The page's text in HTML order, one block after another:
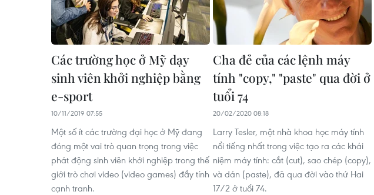
Các trường học ở Mỹ dạy
sinh viên khởi nghiệp bằng
e-sport
10/11/2019 07:55
Một số ít các trường đại học ở Mỹ đang
đóng một vai trò quan trọng trong việc
phát động sinh viên khởi nghiệp trong thế
giới trò chơi video (video games) đầy tính
cạnh tranh.
Cha đẻ của các lệnh máy
tính "copy," "paste" qua đời ở
tuổi 74
20/02/2020 08:18
Larry Tesler, một nhà khoa học máy tính
nổi tiếng nhất trong việc tạo ra các khái
niệm máy tính: cắt (cut), sao chép (copy),
và dán (paste), đã qua đời vào thứ Hai
17/2 ở tuổi 74.